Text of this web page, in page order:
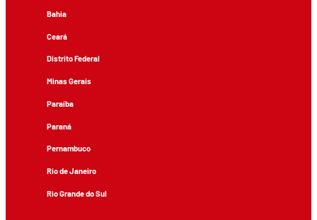
Bahia
Ceará
Distrito Federal
Minas Gerais
Paraíba
Paraná
Pernambuco
Rio de Janeiro
Rio Grande do Sul